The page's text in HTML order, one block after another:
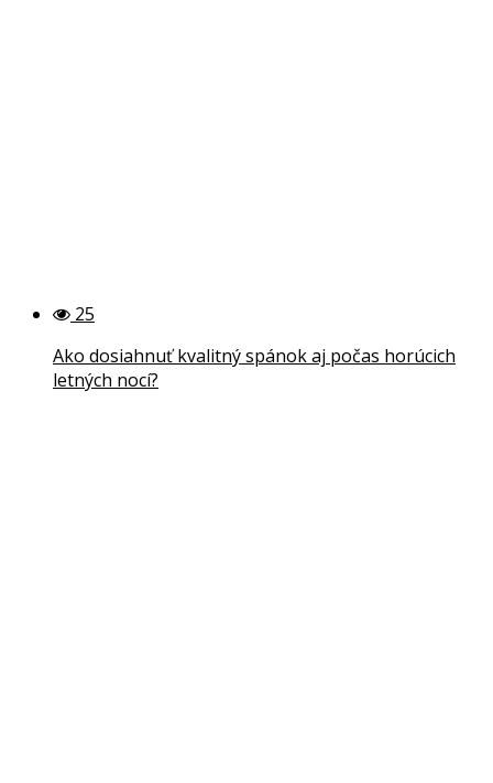
25
Ako dosiahnuť kvalitný spánok aj počas horúcich
letných nocí?